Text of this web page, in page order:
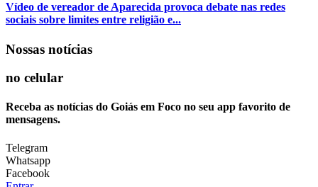
Vídeo de vereador de Aparecida provoca debate nas redes
sociais sobre limites entre religião e...
Nossas notícias
no celular
Receba as notícias do Goiás em Foco no seu app favorito de
mensagens.
Telegram
Whatsapp
Facebook